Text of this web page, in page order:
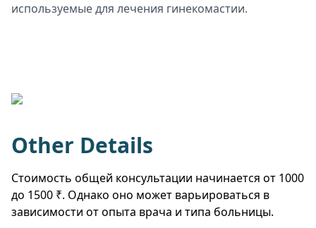
используемые для лечения гинекомастии.
Other Details
Стоимость общей консультации начинается от 1000
до 1500 ₹. Однако оно может варьироваться в
зависимости от опыта врача и типа больницы.